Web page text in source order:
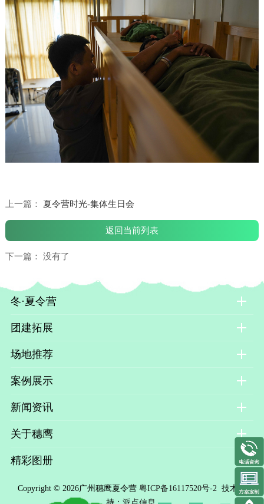
上一篇： 夏令营时光-集体生日会
返回当前列表
下一篇： 没有了
冬·夏令营
团建拓展
场地推荐
案例展示
新闻资讯
关于穗鹰
精彩图册
Copyright © 2026广州穗鹰夏令营 粤ICP备16117520号-2 技术支